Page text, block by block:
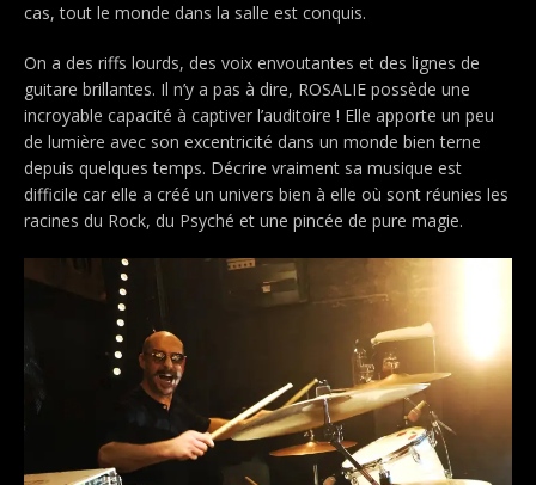
cas, tout le monde dans la salle est conquis.
On a des riffs lourds, des voix envoutantes et des lignes de
guitare brillantes. Il n’y a pas à dire, ROSALIE possède une
incroyable capacité à captiver l’auditoire ! Elle apporte un peu
de lumière avec son excentricité dans un monde bien terne
depuis quelques temps. Décrire vraiment sa musique est
difficile car elle a créé un univers bien à elle où sont réunies les
racines du Rock, du Psyché et une pincée de pure magie.